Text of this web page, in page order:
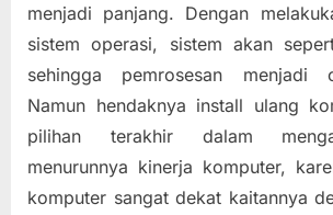
menjadi panjang. Dengan
sistem operasi, sistem akan
sehingga pemrosesan menjadi
Namun hendaknya install ulang
pilihan terakhir dalam
menurunnya kinerja komputer,
komputer sangat dekat kaitannya